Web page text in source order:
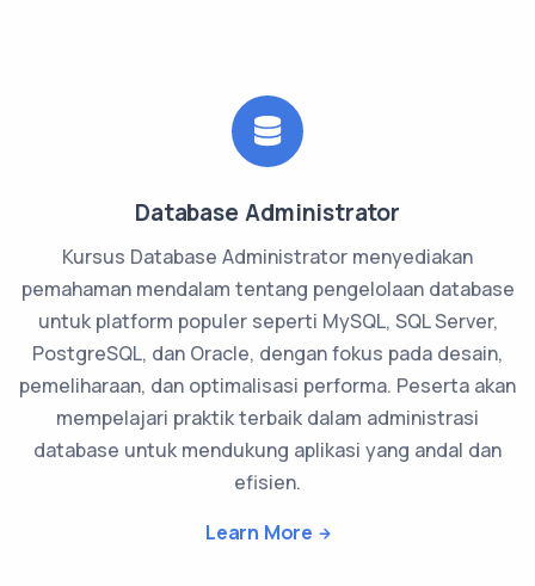
Database Administrator
Kursus Database Administrator menyediakan
pemahaman mendalam tentang pengelolaan database
untuk platform populer seperti MySQL, SQL Server,
PostgreSQL, dan Oracle, dengan fokus pada desain,
pemeliharaan, dan optimalisasi performa. Peserta akan
mempelajari praktik terbaik dalam administrasi
database untuk mendukung aplikasi yang andal dan
efisien.
Learn More